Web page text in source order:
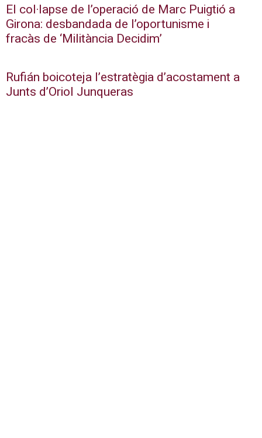
El col·lapse de l’operació de Marc Puigtió a
Girona: desbandada de l’oportunisme i
fracàs de ‘Militància Decidim’
Rufián boicoteja l’estratègia d’acostament a
Junts d’Oriol Junqueras